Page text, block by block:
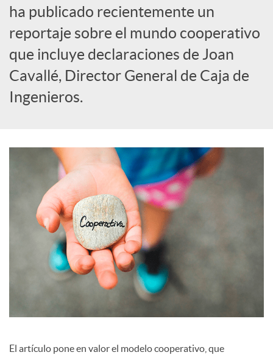
o
c
i
ha publicado recientemente un
reportaje sobre el mundo cooperativo
que incluye declaraciones de Joan
Cavallé, Director General de Caja de
Ingenieros.
El artículo pone en valor el modelo cooperativo, que